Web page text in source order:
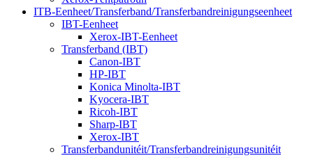
ITB-Eenheet/Transferband/Transferbandreinigungseenheet
IBT-Eenheet
Xerox-IBT-Eenheet
Transferband (IBT)
Canon-IBT
HP-IBT
Konica Minolta-IBT
Kyocera-IBT
Ricoh-IBT
Sharp-IBT
Xerox-IBT
Transferbandunitéit/Transferbandreinigungsunitéit